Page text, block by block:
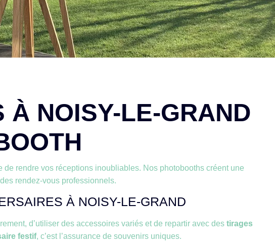
À NOISY-LE-GRAND
rendre vos réceptions inoubliables. Nos photobooths créent une
rendez-vous professionnels.
À NOISY-LE-GRAND
d’utiliser des accessoires variés et de repartir avec des tirages
festif, c’est l’assurance de souvenirs uniques.